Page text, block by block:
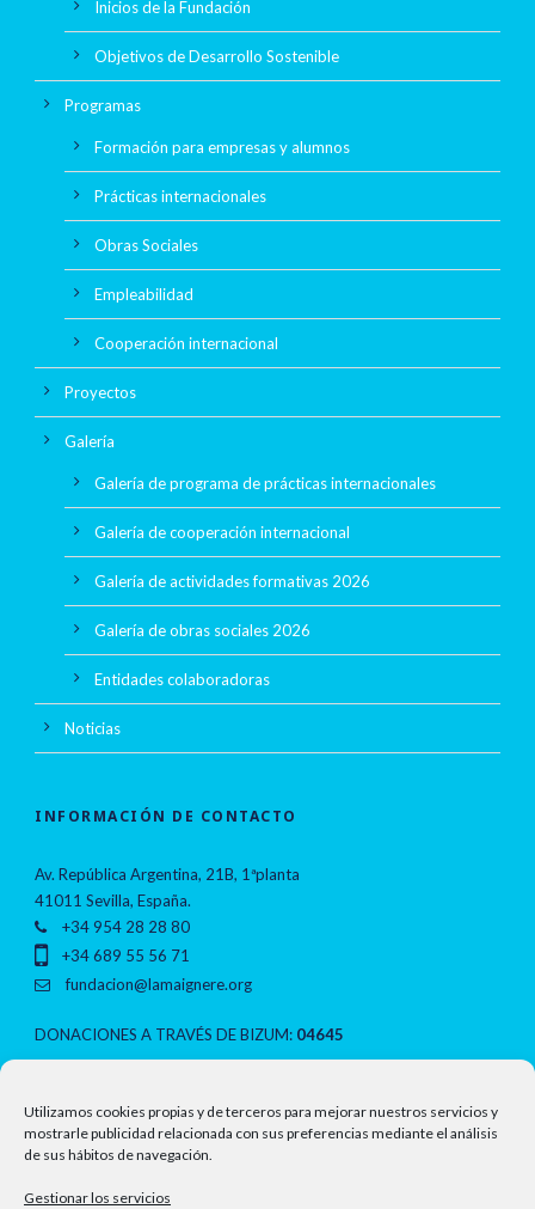
Utilizamos cookies propias y de terceros para mejorar nuestros servicios y
mostrarle publicidad relacionada con sus preferencias mediante el análisis
de sus hábitos de navegación.
Gestionar los servicios
Inicios de la Fundación
Objetivos de Desarrollo Sostenible
Programas
Formación para empresas y alumnos
Prácticas internacionales
Obras Sociales
Empleabilidad
Cooperación internacional
Proyectos
Galería
Galería de programa de prácticas internacionales
Galería de cooperación internacional
Galería de actividades formativas 2026
Galería de obras sociales 2026
Entidades colaboradoras
Noticias
INFORMACIÓN DE CONTACTO
Av. República Argentina, 21B, 1ªplanta
41011 Sevilla, España.
+34 954 28 28 80
+34 689 55 56 71
fundacion@lamaignere.org
DONACIONES A TRAVÉS DE BIZUM: 04645
NOTAS LEGALES
Política de privacidad